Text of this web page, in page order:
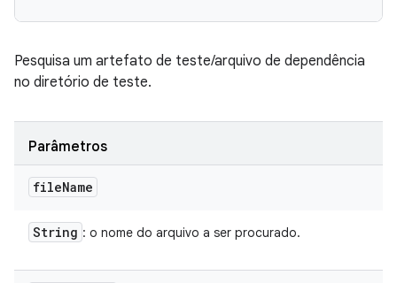
Pesquisa um artefato de teste/arquivo de dependência
no diretório de teste.
Parâmetros
fileName
String : o nome do arquivo a ser procurado.